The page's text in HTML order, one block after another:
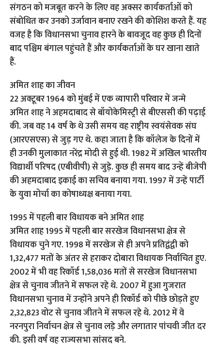
संगठन को मजबूत करने के लिए वह अक्सर कार्यकर्ताओं को
संबोधित कर उनको उर्जावान बनाए रखने की कोशिश करते हैं. यह
वजह है कि विधानसभा चुनाव हारने के बावजूद वह कुछ ही दिनों
बाद पश्चिम बंगाल पहुंचते हैं और कार्यकर्ताओं के घर खाना खाते
हैं.
अमित शाह का जीवन
22 अक्टूबर 1964 को मुंबई में एक व्यापारी परिवार में जन्मे
अमित शाह ने अहमदाबाद से बॉयोकेमिस्ट्री से बीएससी की पढ़ाई
की. जब वह 14 वर्ष के थे उसी समय वह राष्ट्रीय स्वयंसेवक संघ
(आरएसएस) से जुड़ गए थे. कहा जाता है कि कॉलेज के दिनों में
ही उनकी मुलाकात नरेंद्र मोदी से हुई थी. 1982 में अखिल भारतीय
विद्यार्थी परिषद (एबीवीपी) से जुड़े. कुछ ही समय बाद उन्हें बीजेपी
की अहमदाबाद इकाई का सचिव बनाया गया. 1997 में उन्हें पार्टी
के युवा मोर्चा का कोषाध्यक्ष बनाया गया.
1995 में पहली बार विधायक बने अमित शाह
अमित शाह 1995 में पहली बार सरखेज विधानसभा क्षेत्र से
विधायक चुने गए. 1998 में सरखेज से ही अपने प्रतिद्वंद्वी को
1,32,477 मतों के अंतर से हराकर दोबारा विधायक निर्वाचित हुए.
2002 में भी वह रिकॉर्ड 1,58,036 मतों से सरखेज विधानसभा
क्षेत्र से चुनाव जीतने में सफल रहे थे. 2007 में हुआ गुजरात
विधानसभा चुनाव में उन्होंने अपने ही रिकॉर्ड को पीछे छोड़ते हुए
2,32,823 वोट से चुनाव जीतने में सफल रहे थे. 2012 में वे
नरनपुरा निर्वाचन क्षेत्र से चुनाव लड़े और लगातार पांचवी जीत दर
की. इसी वर्ष वह राज्यसभा सांसद बने.